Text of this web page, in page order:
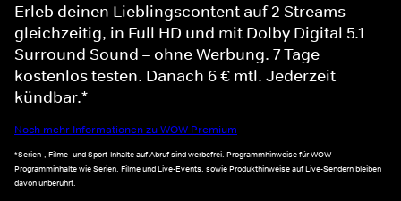
Erleb deinen Lieblingscontent auf 2 Streams
gleichzeitig, in Full HD und mit Dolby Digital 5.1
Surround Sound – ohne Werbung. 7 Tage
kostenlos testen. Danach 6 € mtl. Jederzeit
kündbar.*
Noch mehr Informationen zu WOW Premium
*Serien-, Filme- und Sport-Inhalte auf Abruf sind werbefrei. Programmhinweise für WOW
Programminhalte wie Serien, Filme und Live-Events, sowie Produkthinweise auf Live-Sendern bleiben
davon unberührt.